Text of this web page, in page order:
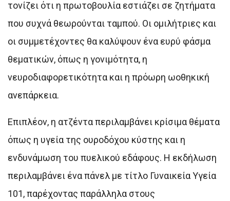
τονίζει ότι η πρωτοβουλία εστιάζει σε ζητήματα
που συχνά θεωρούνται ταμπού. Οι ομιλήτριες και
οι συμμετέχοντες θα καλύψουν ένα ευρύ φάσμα
θεματικών, όπως η γονιμότητα, η
νευροδιαφορετικότητα και η πρόωρη ωοθηκική
ανεπάρκεια.
Επιπλέον, η ατζέντα περιλαμβάνει κρίσιμα θέματα
όπως η υγεία της ουροδόχου κύστης και η
ενδυνάμωση του πυελικού εδάφους. Η εκδήλωση
περιλαμβάνει ένα πάνελ με τίτλο Γυναικεία Υγεία
101, παρέχοντας παράλληλα στους